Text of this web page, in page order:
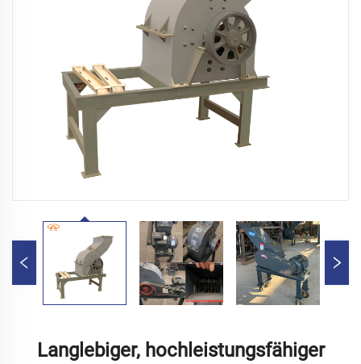
Langlebiger, hochleistungsfähiger